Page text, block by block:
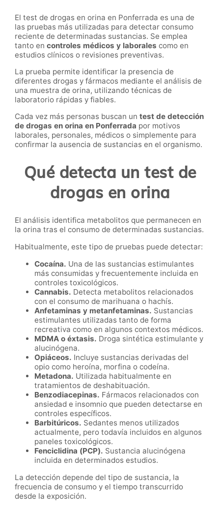
El test de drogas en orina en Ponferrada es una de
las pruebas más utilizadas para detectar consumo
reciente de determinadas sustancias. Se emplea
tanto en controles médicos y laborales como en
estudios clínicos o revisiones preventivas.
La prueba permite identificar la presencia de
diferentes drogas y fármacos mediante el análisis de
una muestra de orina, utilizando técnicas de
laboratorio rápidas y fiables.
Cada vez más personas buscan un test de detección
de drogas en orina en Ponferrada por motivos
laborales, personales, médicos o simplemente para
confirmar la ausencia de sustancias en el organismo.
Qué detecta un test de
drogas en orina
El análisis identifica metabolitos que permanecen en
la orina tras el consumo de determinadas sustancias.
Habitualmente, este tipo de pruebas puede detectar:
Cocaína. Una de las sustancias estimulantes
más consumidas y frecuentemente incluida en
controles toxicológicos.
Cannabis. Detecta metabolitos relacionados
con el consumo de marihuana o hachís.
Anfetaminas y metanfetaminas. Sustancias
estimulantes utilizadas tanto de forma
recreativa como en algunos contextos médicos.
MDMA o éxtasis. Droga sintética estimulante y
alucinógena.
Opiáceos. Incluye sustancias derivadas del
opio como heroína, morfina o codeína.
Metadona. Utilizada habitualmente en
tratamientos de deshabituación.
Benzodiacepinas. Fármacos relacionados con
ansiedad e insomnio que pueden detectarse en
controles específicos.
Barbitúricos. Sedantes menos utilizados
actualmente, pero todavía incluidos en algunos
paneles toxicológicos.
Fenciclidina (PCP). Sustancia alucinógena
incluida en determinados estudios.
La detección depende del tipo de sustancia, la
frecuencia de consumo y el tiempo transcurrido
desde la exposición.